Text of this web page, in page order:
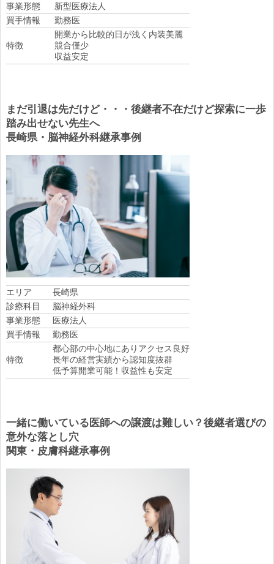
事業形態
新型医療法人
買手情報
勤務医
特徴
開業から比較的日が浅く内装美麗
競合僅少
収益安定
まだ引退は先だけど・・・後継者不在だけど探索に一歩
踏み出せない先生へ
長崎県・脳神経外科継承事例
エリア
長崎県
診療科目
脳神経外科
事業形態
医療法人
買手情報
勤務医
特徴
都心部の中心地にありアクセス良好
長年の経営実績から認知度抜群
低予算開業可能！収益性も安定
一緒に働いている医師への譲渡は難しい？後継者選びの
意外な落とし穴
関東・皮膚科継承事例